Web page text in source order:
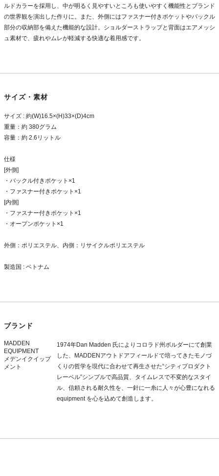
ルドカラーを採用し、中が明るく見やすいところも使いやすく機能性とブランド
の世界観を演出した作りに。また、外側にはファスナー付きポケットやバックル
部分の収納部を備えた機能的な設計。ショルダーストラップと背面はエアメッシ
ュ素材で、疲れやムレが軽減する快適な着用感です。
サイズ・素材
サイズ : 約(W)16.5×(H)33×(D)4cm
重量：約 380グラム
容量：約 2.6リットル
仕様
[外側]
・バックル付きポケット×1
・ファスナー付きポケット×1
[内側]
・ファスナー付きポケット×1
・オープンポケット×1
外側：ポリエステル、内側：リサイクルポリエステル
製造国 : ベトナム
ブランド
MADDEN
EQUIPMENT
メデンイクイップ
メント
1974年Dan Madden 氏によりコロラド州ボルダーにて創業
した、MADDENアウトドアフィールドで培ってきたモノづ
くりの哲学を現代に合わせて再生させた“シティプロダクト
レーベル”シンプルで高品質、タイムレスで不変的なスタイ
ル、信頼される耐久性を、一針に一糸に人々が心豊になれる
equipment を心を込めて創造します。